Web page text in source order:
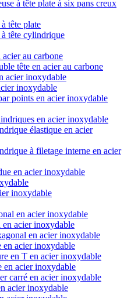
à tête plate à six pans creux
tête plate
tête cylindrique
au carbone
tête en acier au carbone
acier inoxydable
inoxydable
points en acier inoxydable
en acier inoxydable
élastique en acier
à filetage interne en acier
en acier inoxydable
inoxydable
en acier inoxydable
en acier inoxydable
en acier inoxydable
en acier inoxydable
en T en acier inoxydable
en acier inoxydable
carré en acier inoxydable
acier inoxydable